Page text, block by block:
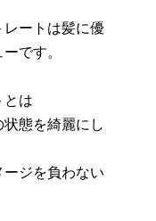
ートは髪に優
です。
とは
態を綺麗にし
ジを負わない